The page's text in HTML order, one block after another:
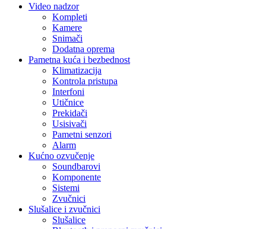
Video nadzor
Kompleti
Kamere
Snimači
Dodatna oprema
Pametna kuća i bezbednost
Klimatizacija
Kontrola pristupa
Interfoni
Utičnice
Prekidači
Usisivači
Pametni senzori
Alarm
Kućno ozvučenje
Soundbarovi
Komponente
Sistemi
Zvučnici
Slušalice i zvučnici
Slušalice